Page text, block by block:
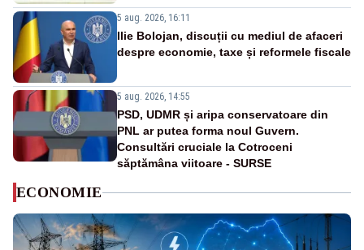
5 aug. 2026, 16:11
Ilie Bolojan, discuții cu mediul de afaceri
despre economie, taxe și reformele fiscale
5 aug. 2026, 14:55
PSD, UDMR și aripa conservatoare din
PNL ar putea forma noul Guvern.
Consultări cruciale la Cotroceni
săptămâna viitoare - SURSE
ECONOMIE